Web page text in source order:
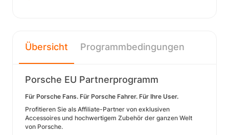
Übersicht Programmbedingungen
Porsche EU Partnerprogramm
Für Porsche Fans. Für Porsche Fahrer. Für Ihre User.
Profitieren Sie als Affiliate-Partner von exklusiven
Accessoires und hochwertigem Zubehör der ganzen Welt
von Porsche.